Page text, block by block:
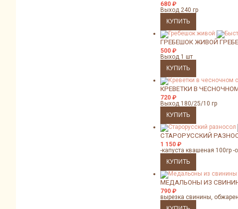
680 ₽
Выход 240 гр
ГРЕБЕШОК ЖИВОЙ
500 ₽
Выход 1 шт
КРЕВЕТКИ В
720 ₽
Выход 180/25/10 гр
СТАРОРУССКИЙ
1 150 ₽
-капуста квашеная 100гр
МЕДАЛЬОНЫ ИЗ
790 ₽
вырезка свинины,